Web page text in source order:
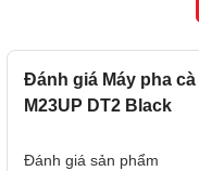
Thiết kế sang trọng và
Đánh giá Máy pha
M23UP DT2 Black
Đánh giá sản phẩm